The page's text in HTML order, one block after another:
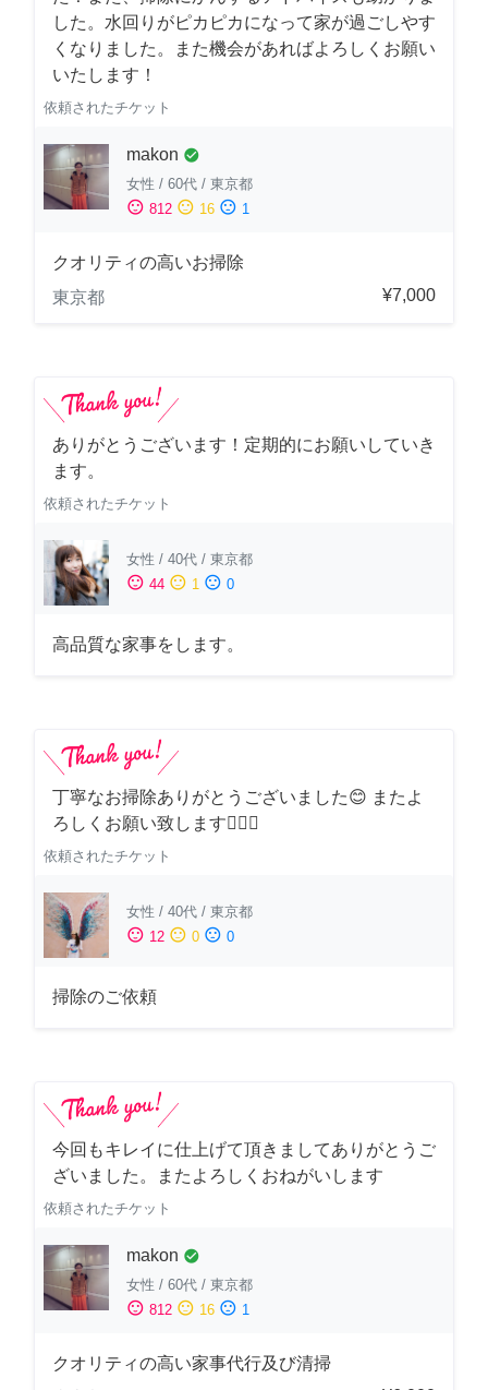
した。水回りがピカピカになって家が過ごしやす
くなりました。また機会があればよろしくお願い
いたします！
依頼されたチケット
makon check_circle
女性 / 60代 / 東京都
sentiment_satisfied 812 sentiment_neutral 16 sentiment_dissatisfied 1
クオリティの高いお掃除
東京都
¥7,000
ありがとうございます！定期的にお願いしていき
ます。
依頼されたチケット
女性 / 40代 / 東京都
sentiment_satisfied 44 sentiment_neutral 1 sentiment_dissatisfied 0
高品質な家事をします。
丁寧なお掃除ありがとうございました😊 またよ
ろしくお願い致します🙆‍♀️✨
依頼されたチケット
女性 / 40代 / 東京都
sentiment_satisfied 12 sentiment_neutral 0 sentiment_dissatisfied 0
掃除のご依頼
今回もキレイに仕上げて頂きましてありがとうご
ざいました。またよろしくおねがいします
依頼されたチケット
makon check_circle
女性 / 60代 / 東京都
sentiment_satisfied 812 sentiment_neutral 16 sentiment_dissatisfied 1
クオリティの高い家事代行及び清掃